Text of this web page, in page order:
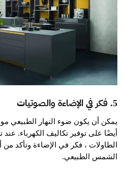
5. فكر في الإضاءة والصوتيات
يمكن أن يكون ضوء النهار الطبيعي
أيضًا على توفير تكاليف الكهرباء.
الطاولات ، فكر في الإضاءة وتأكد
الشمس الطبيعي.